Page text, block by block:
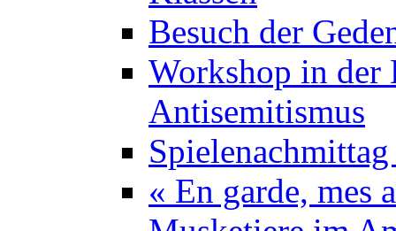
Besuch der
Workshop in der
Antisemitismus
« En garde, mes